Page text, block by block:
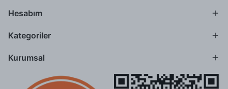
Hesabım
Kategoriler
Kurumsal